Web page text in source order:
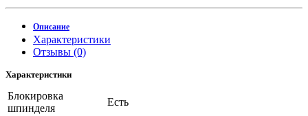
Описание
Характеристики
Отзывы (0)
Характеристики
Блокировка
шпинделя
Есть